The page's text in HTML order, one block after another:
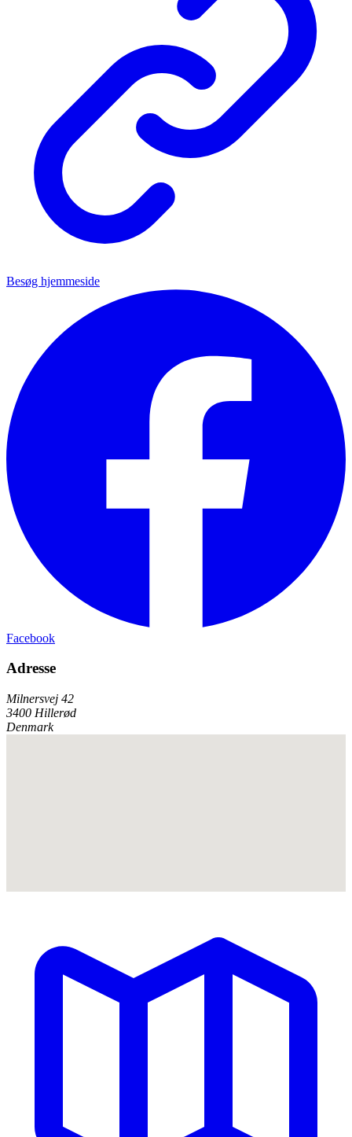
Besøg hjemmeside
Facebook
Adresse
Milnersvej 42
3400 Hillerød
Denmark